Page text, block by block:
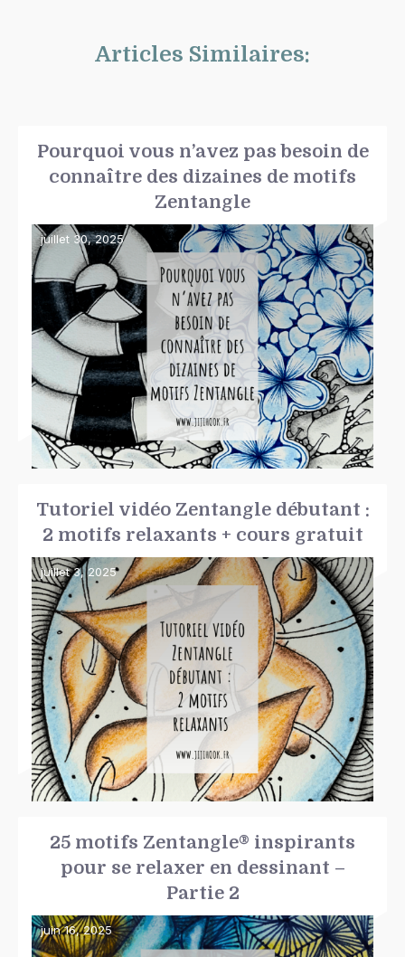
Articles Similaires:
Pourquoi vous n’avez pas besoin de
connaître des dizaines de motifs
Zentangle
juillet 30, 2025
Tutoriel vidéo Zentangle débutant :
2 motifs relaxants + cours gratuit
juillet 3, 2025
25 motifs Zentangle® inspirants
pour se relaxer en dessinant –
Partie 2
juin 16, 2025